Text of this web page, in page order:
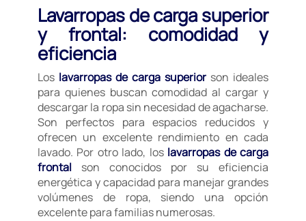
Lavarropas de carga superior
y frontal: comodidad y
eficiencia
Los lavarropas de carga superior son ideales
para quienes buscan comodidad al cargar y
descargar la ropa sin necesidad de agacharse.
Son perfectos para espacios reducidos y
ofrecen un excelente rendimiento en cada
lavado. Por otro lado, los lavarropas de carga
frontal son conocidos por su eficiencia
energética y capacidad para manejar grandes
volúmenes de ropa, siendo una opción
excelente para familias numerosas.